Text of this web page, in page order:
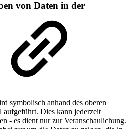
von Daten in der
symbolisch anhand des oberen
aufgeführt. Dies kann jederzeit
- es dient nur zur Veranschaulichung.